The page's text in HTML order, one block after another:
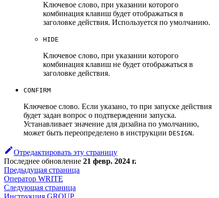
Ключевое слово, при указании которого
комбинация клавиш будет отображаться в
заголовке действия. Используется по умолчанию.
HIDE
Ключевое слово, при указании которого
комбинация клавиш не будет отображаться в
заголовке действия.
CONFIRM
Ключевое слово. Если указано, то при запуске действия
будет задан вопрос о подтверждении запуска.
Устанавливает значение для дизайна по умолчанию,
может быть переопределено в инструкции DESIGN.
Отредактировать эту страницу
Последнее обновление 21 февр. 2024 г.
Предыдущая страница
Оператор WRITE
Следующая страница